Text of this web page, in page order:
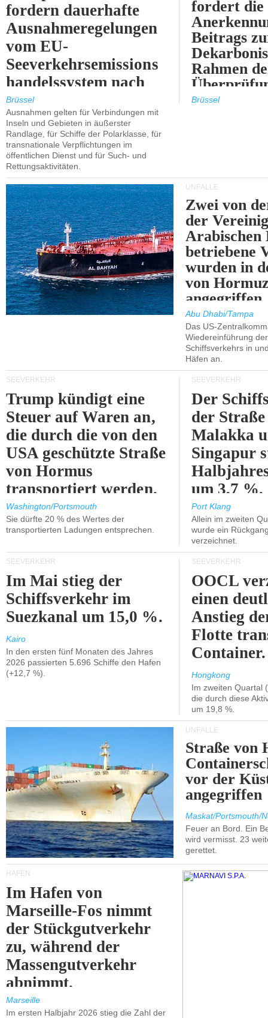
fordern dauerhafte
Ausnahmeregelungen
vom EU-
Seeverkehrsemissions
handelssystem nach
2030.
Brüssel
Ausnahmen gelten für Verbindungen mit
Inseln und Gebieten in äußerster
Randlage, für Schiffe der Polarklasse, für
transnationale Verpflichtungen im
öffentlichen Dienst und für Such- und
Rettungsaktivitäten.
fordert die
Beitrags
Rahmen
ETS.
Brüssel
UNFÄLLE
Zwei von
der
Arabischen
betriebene
wurden in
von
angegriffen.
Abu Dhabi/Tampa
Das US-
Wiedereinführung
Schiffsverkehrs in
Häfen an.
SEEVERKEHR
Trump kündigt eine
Steuer auf Waren an,
die durch die von den
USA geschützte Straße
von Hormus
transportiert werden.
Washington/Portsmouth
Sie dürfte 20 % des Wertes der
transportierten Ladungen entsprechen.
SEEVERKEHR
Der
der
Malakka
Singapur
um 3,7 %.
Port Klang
Allein im zweiten
wurde ein
verzeichnet.
SEEVERKEHR
Im Mai stieg der
Schiffsverkehr im
Suezkanal um 15,0 %.
Kairo
In den ersten fünf Monaten des Jahres
2026 passierten 5.696 Schiffe den Hafen
(+12,7 %).
SEEVERKEHR
OOCL
einen
Anstieg
Flotte
Container.
Hongkong
Im zweiten Quartal
die durch diese
um 19,8 %.
UNFÄLLE
Straße von
vor der
angegriffen
Maskat/Portsmouth/
Feuer an Bord. Ein
wird vermisst. 23
gerettet.
HÄFEN
Im Hafen von
Marseille-Fos nimmt
der Stückgutverkehr
zu, während der
Massengutverkehr
abnimmt.
Marseille
Im ersten Halbjahr 2026 stieg die Zahl der